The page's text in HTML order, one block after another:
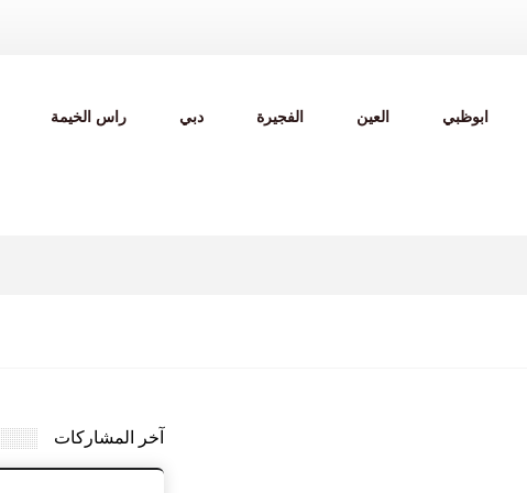
ابوظبي العين الفجيرة دبي راس الخيمة
آخر المشاركات